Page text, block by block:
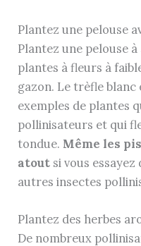
Plantez une pelouse
Plantez une pelouse
plantes à fleurs à
gazon. Le trèfle
exemples de plantes
pollinisateurs et qui
tondue. Même les
atout si vous
autres insectes
Plantez des herbes
De nombreux